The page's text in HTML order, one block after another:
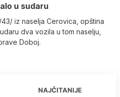
u sudaru
iz naselja Cerovica, opština
dva vozila u tom naselju,
Doboj.
NAJČITANIJE